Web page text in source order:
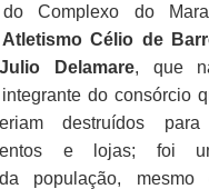
do Complexo do
Célio de
Delamare, que
do consórcio
destruídos
e lojas; foi
população, mesmo